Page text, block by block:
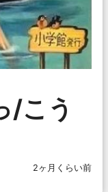
/こう
2ヶ月くらい前